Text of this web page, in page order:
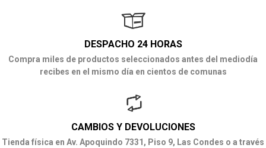
DESPACHO 24 HORAS
Compra miles de productos seleccionados antes del mediodía
recibes en el mismo día en cientos de comunas
CAMBIOS Y DEVOLUCIONES
Tienda física en Av. Apoquindo 7331, Piso 9, Las Condes o a través